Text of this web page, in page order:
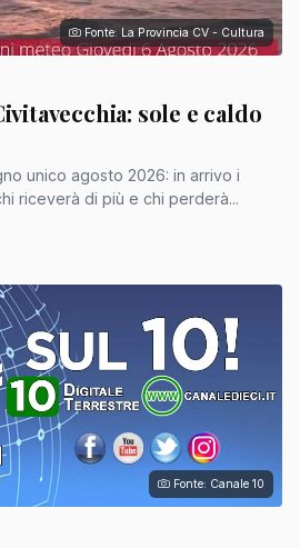
Fonte: La Provincia CV - Cultura
sole e caldo
unico agosto 2026: in arrivo i
riceverà di più e chi perderà...
Fonte: Canale 10